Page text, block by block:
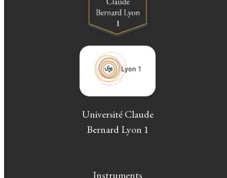
Université Claude
Bernard Lyon 1
Instruments